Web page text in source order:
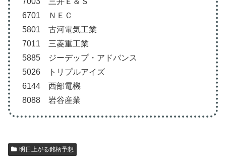
6701 ＮＥＣ
5801 古河電気工業
7011 三菱重工業
5885 ジーデップ・アドバンス
5026 トリプルアイズ
6144 西部電機
8088 岩谷産業
明日上がる銘柄予想